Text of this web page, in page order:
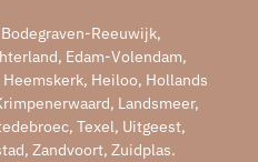
Reeuwijk,
Edam-Volendam,
Heiloo, Hollands
Landsmeer,
Texel, Uitgeest,
Zandvoort, Zuidplas.